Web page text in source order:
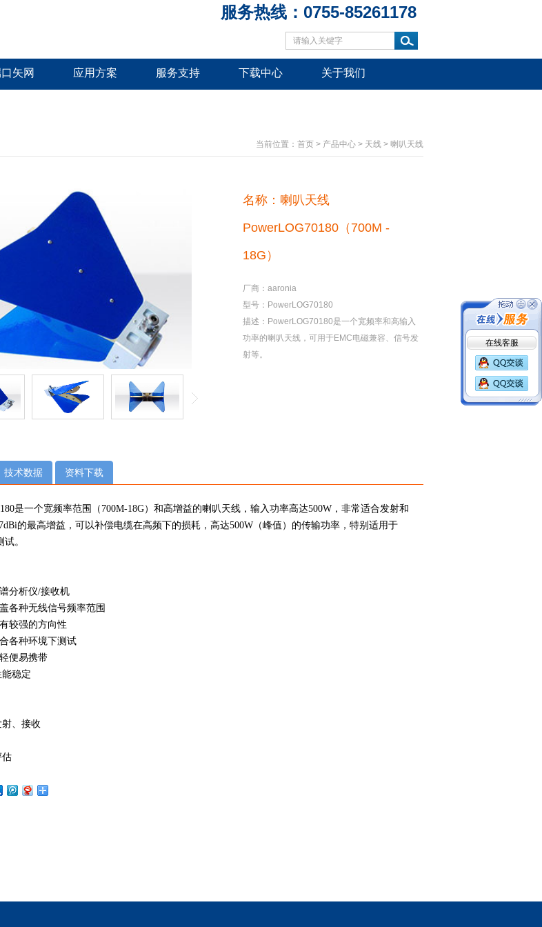
服务热线：0755-85261178
矢网 应用方案 服务支持 下载中心 关于我们
当前位置： 首页 > 产品中心 > 天线 > 喇叭天线
名称：喇叭天线
PowerLOG70180（700M -
18G）
厂商：aaronia
型号：PowerLOG70180
描述：PowerLOG70180是一个宽频率和高输入
功率的喇叭天线，可用于EMC电磁兼容、信号发
射等。
技术数据 资料下载
是一个宽频率范围（700M-18G）和高增益的喇叭天线，输入功率高达500W，非常适合发射和
的最高增益，可以补偿电缆在高频下的损耗，高达500W（峰值）的传输功率，特别适用于
。
分析仪/接收机
各种无线信号频率范围
较强的方向性
各种环境下测试
便易携带
稳定
、接收
在线客服